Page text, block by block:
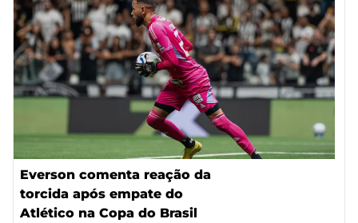
Everson comenta reação da
torcida após empate do
Atlético na Copa do Brasil